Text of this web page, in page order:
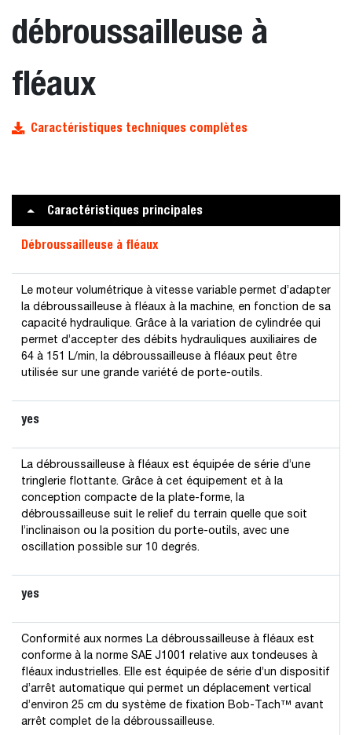
débroussailleuse à
fléaux
Caractéristiques techniques complètes
Caractéristiques principales
Débroussailleuse à fléaux
Le moteur volumétrique à vitesse variable permet d’adapter
la débroussailleuse à fléaux à la machine, en fonction de sa
capacité hydraulique. Grâce à la variation de cylindrée qui
permet d’accepter des débits hydrauliques auxiliaires de
64 à 151 L/min, la débroussailleuse à fléaux peut être
utilisée sur une grande variété de porte-outils.
yes
La débroussailleuse à fléaux est équipée de série d’une
tringlerie flottante. Grâce à cet équipement et à la
conception compacte de la plate-forme, la
débroussailleuse suit le relief du terrain quelle que soit
l’inclinaison ou la position du porte-outils, avec une
oscillation possible sur 10 degrés.
yes
Conformité aux normes La débroussailleuse à fléaux est
conforme à la norme SAE J1001 relative aux tondeuses à
fléaux industrielles. Elle est équipée de série d’un dispositif
d’arrêt automatique qui permet un déplacement vertical
d’environ 25 cm du système de fixation Bob-Tach™ avant
arrêt complet de la débroussailleuse.